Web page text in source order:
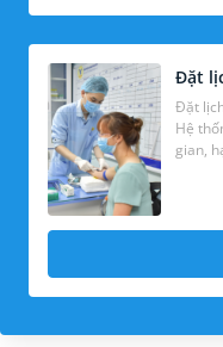
Đặt
Đặt
Hệ